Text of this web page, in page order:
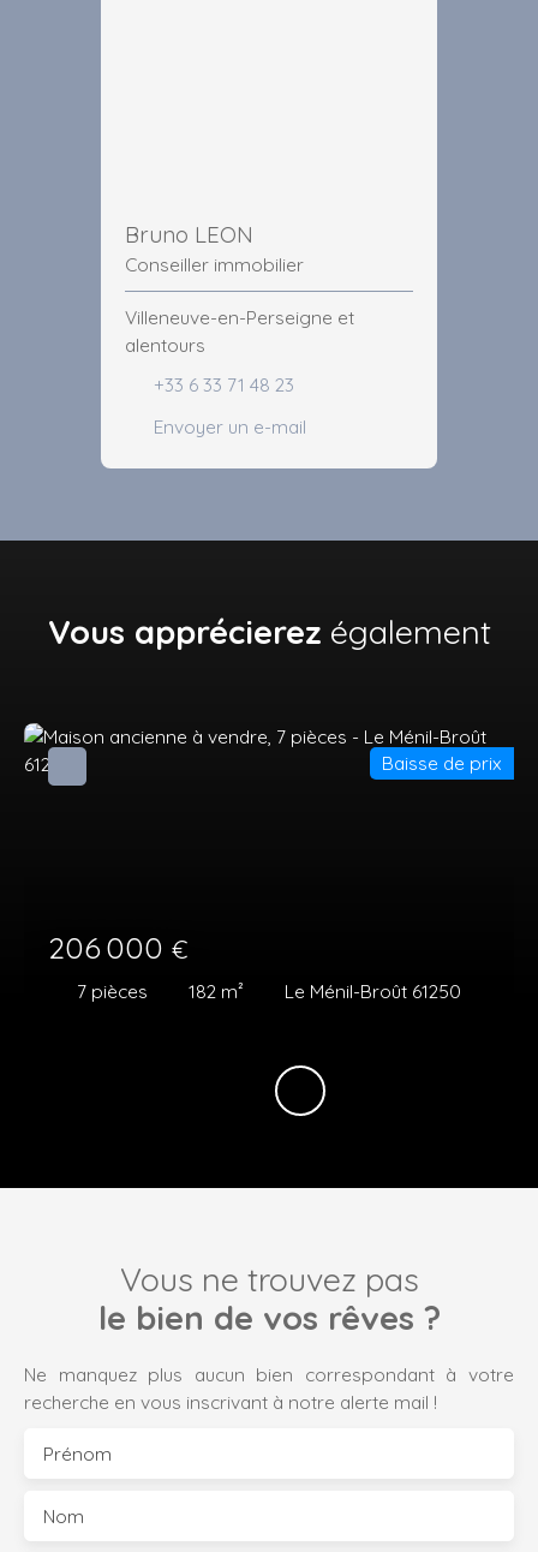
Bruno LEON
Conseiller immobilier
Villeneuve-en-Perseigne et
alentours
+33 6 33 71 48 23
Envoyer un e-mail
Vous apprécierez également
206 000 €
7 pièces 182 m² Le Ménil-Broût 61250
Baisse de prix
Vous ne trouvez pas
le bien de vos rêves ?
Ne manquez plus aucun bien correspondant à votre
recherche en vous inscrivant à notre alerte mail !
Prénom
Nom